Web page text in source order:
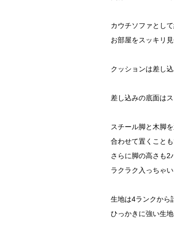
カウチソファとし
お部屋をスッキリ
クッションは差し
差し込みの底面は
スチール脚と木脚
合わせて置くこと
さらに脚の高さも2
ラクラク入っちゃ
生地は4ランクから
ひっかきに強い生